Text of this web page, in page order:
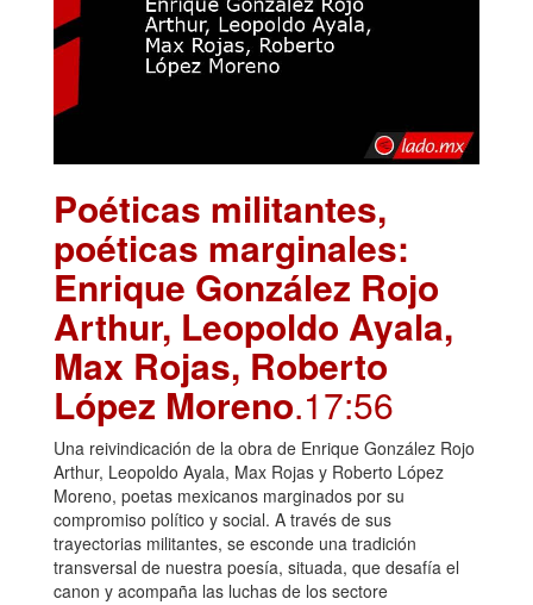
Poéticas militantes,
poéticas marginales:
Enrique González Rojo
Arthur, Leopoldo Ayala,
Max Rojas, Roberto
López Moreno.17:56
Una reivindicación de la obra de Enrique González Rojo
Arthur, Leopoldo Ayala, Max Rojas y Roberto López
Moreno, poetas mexicanos marginados por su
compromiso político y social. A través de sus
trayectorias militantes, se esconde una tradición
transversal de nuestra poesía, situada, que desafía el
canon y acompaña las luchas de los sectore